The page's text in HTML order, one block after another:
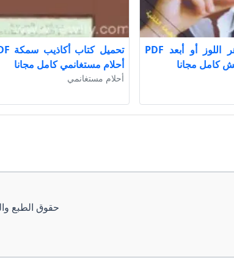
تحميل كتاب كزهر اللوز أو أبعد PDF
كامل مجانا
أحلام مستغانمي كامل مجانا
أحلام مستغانمي